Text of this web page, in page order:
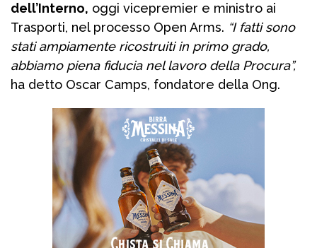
dell’Interno, oggi vicepremier e ministro ai
Trasporti, nel processo Open Arms. “I fatti sono
stati ampiamente ricostruiti in primo grado,
abbiamo piena fiducia nel lavoro della Procura”,
ha detto Oscar Camps, fondatore della Ong.